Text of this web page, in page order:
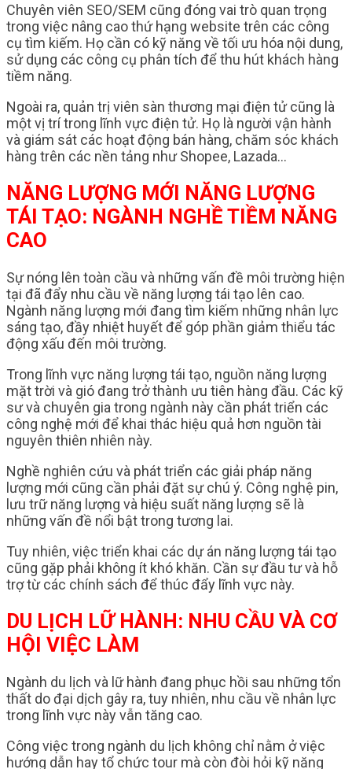
Chuyên viên SEO/SEM cũng đóng vai trò quan trọng
trong việc nâng cao thứ hạng website trên các công
cụ tìm kiếm. Họ cần có kỹ năng về tối ưu hóa nội dung,
sử dụng các công cụ phân tích để thu hút khách hàng
tiềm năng.
Ngoài ra, quản trị viên sàn thương mại điện tử cũng là
một vị trí trong lĩnh vực điện tử. Họ là người vận hành
và giám sát các hoạt động bán hàng, chăm sóc khách
hàng trên các nền tảng như Shopee, Lazada…
NĂNG LƯỢNG MỚI NĂNG LƯỢNG
TÁI TẠO: NGÀNH NGHỀ TIỀM NĂNG
CAO
Sự nóng lên toàn cầu và những vấn đề môi trường hiện
tại đã đẩy nhu cầu về năng lượng tái tạo lên cao.
Ngành năng lượng mới đang tìm kiếm những nhân lực
sáng tạo, đầy nhiệt huyết để góp phần giảm thiểu tác
động xấu đến môi trường.
Trong lĩnh vực năng lượng tái tạo, nguồn năng lượng
mặt trời và gió đang trở thành ưu tiên hàng đầu. Các kỹ
sư và chuyên gia trong ngành này cần phát triển các
công nghệ mới để khai thác hiệu quả hơn nguồn tài
nguyên thiên nhiên này.
Nghề nghiên cứu và phát triển các giải pháp năng
lượng mới cũng cần phải đặt sự chú ý. Công nghệ pin,
lưu trữ năng lượng và hiệu suất năng lượng sẽ là
những vấn đề nổi bật trong tương lai.
Tuy nhiên, việc triển khai các dự án năng lượng tái tạo
cũng gặp phải không ít khó khăn. Cần sự đầu tư và hỗ
trợ từ các chính sách để thúc đẩy lĩnh vực này.
DU LỊCH LỮ HÀNH: NHU CẦU VÀ CƠ
HỘI VIỆC LÀM
Ngành du lịch và lữ hành đang phục hồi sau những tổn
thất do đại dịch gây ra, tuy nhiên, nhu cầu về nhân lực
trong lĩnh vực này vẫn tăng cao.
Công việc trong ngành du lịch không chỉ nằm ở việc
hướng dẫn hay tổ chức tour mà còn đòi hỏi kỹ năng